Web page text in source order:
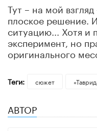
Тут – на мой
плоское решение.
ситуацию... Хотя и
эксперимент, но
оригинального
Теги: сюжет
АВТОР